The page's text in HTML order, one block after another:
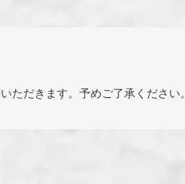
ただきます。予めご了承ください。